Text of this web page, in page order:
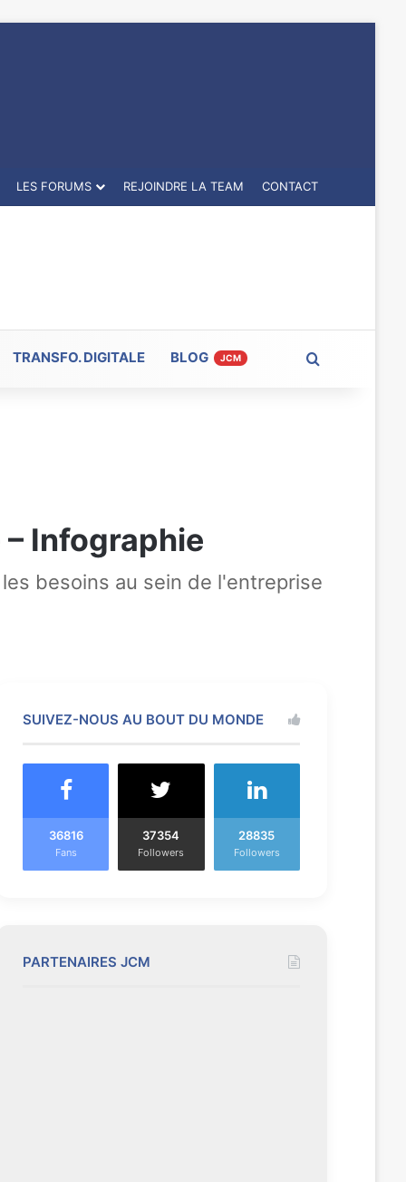
LES FORUMS REJOINDRE LA TEAM CONTACT
TRANSFO. DIGITALE BLOG JCM
Infographie
besoins au sein de l'entreprise
SUIVEZ-NOUS AU BOUT DU MONDE
36816
Fans
37354
Followers
28835
Followers
PARTENAIRES JCM